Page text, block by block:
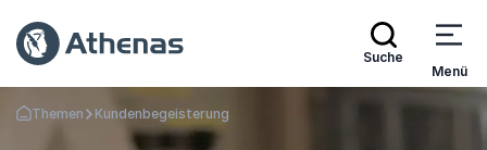
Suche
Menü
Zurück zur Startseite
Themen Kundenbegeisterung